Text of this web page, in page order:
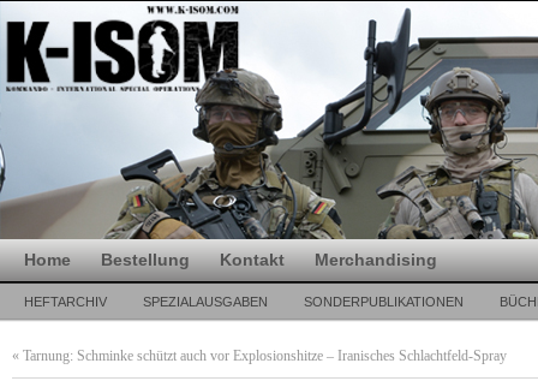
Home Bestellung Kontakt Merchandising
HEFTARCHIV SPEZIALAUSGABEN SONDERPUBLIKATIONEN
« Tarnung: Schminke schützt auch vor Explosionshitze – Iranisches Schlachtfeld-Spray